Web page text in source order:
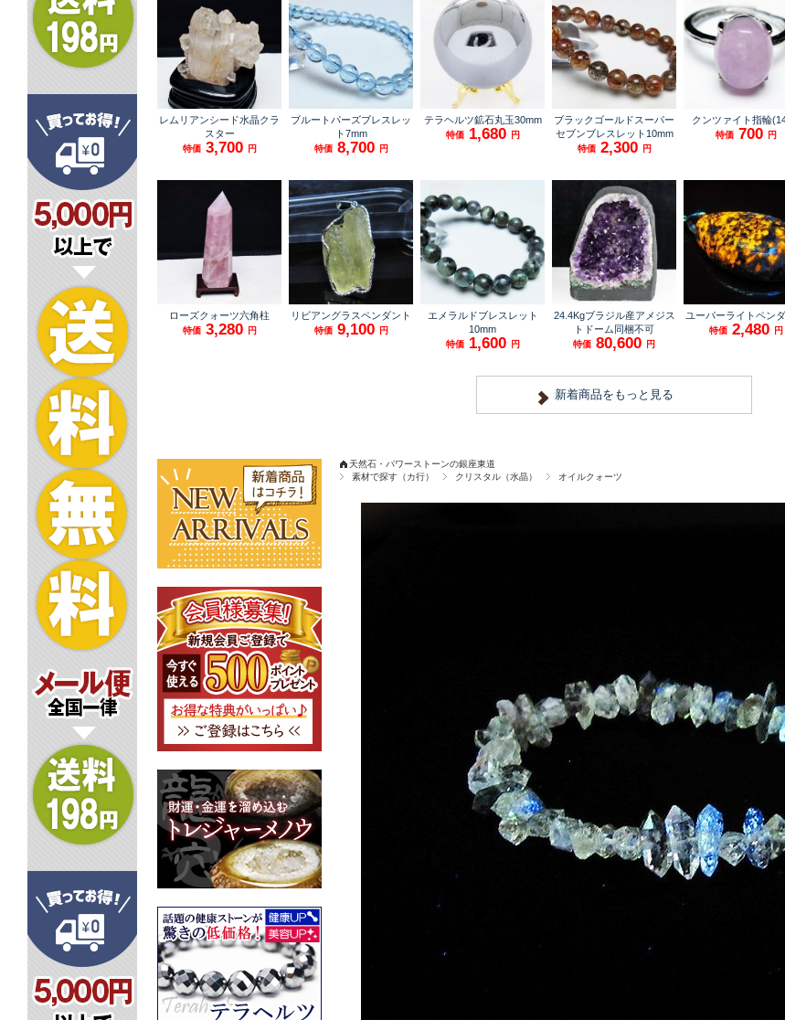
天然石・パワーストーンの銀座東道
素材で探す（カ行）
クリスタル（水晶） オイルクォーツ